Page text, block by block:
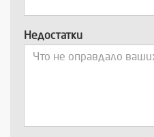
Недостатки